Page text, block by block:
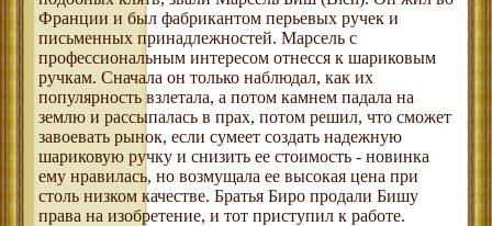
Франции и был фабрикантом перьевых ручек и
письменных принадлежностей. Марсель с
профессиональным интересом отнесся к шариковым
ручкам. Сначала он только наблюдал, как их
популярность взлетала, а потом камнем падала на
землю и рассыпалась в прах, потом решил, что сможет
завоевать рынок, если сумеет создать надежную
шариковую ручку и снизить ее стоимость - новинка
ему нравилась, но возмущала ее высокая цена при
столь низком качестве. Братья Биро продали Бишу
права на изобретение, и тот приступил к работе.